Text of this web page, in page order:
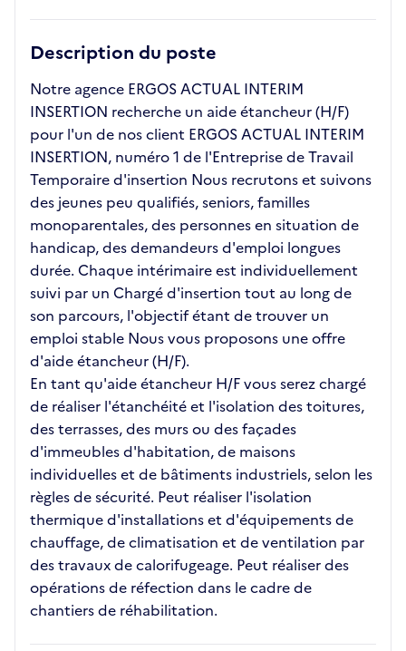
Description du poste
Notre agence ERGOS ACTUAL INTERIM
INSERTION recherche un aide étancheur (H/F)
pour l'un de nos client ERGOS ACTUAL INTERIM
INSERTION, numéro 1 de l'Entreprise de Travail
Temporaire d'insertion Nous recrutons et suivons
des jeunes peu qualifiés, seniors, familles
monoparentales, des personnes en situation de
handicap, des demandeurs d'emploi longues
durée. Chaque intérimaire est individuellement
suivi par un Chargé d'insertion tout au long de
son parcours, l'objectif étant de trouver un
emploi stable Nous vous proposons une offre
d'aide étancheur (H/F).
En tant qu'aide étancheur H/F vous serez chargé
de réaliser l'étanchéité et l'isolation des toitures,
des terrasses, des murs ou des façades
d'immeubles d'habitation, de maisons
individuelles et de bâtiments industriels, selon les
règles de sécurité. Peut réaliser l'isolation
thermique d'installations et d'équipements de
chauffage, de climatisation et de ventilation par
des travaux de calorifugeage. Peut réaliser des
opérations de réfection dans le cadre de
chantiers de réhabilitation.